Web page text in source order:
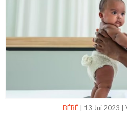
BÉBÉ| 13 Jui 2023